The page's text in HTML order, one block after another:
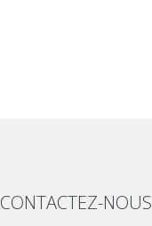
CONTACTEZ-NOUS